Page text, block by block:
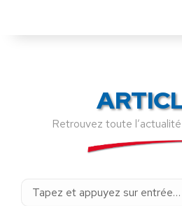
Retrouvez toute
Recherche